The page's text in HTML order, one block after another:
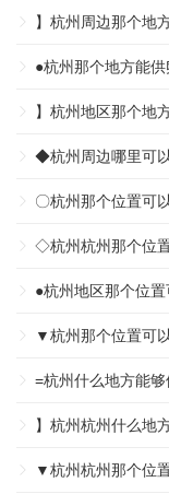
】杭州周边那个地
●杭州那个地方能
】杭州地区那个地
◆杭州周边哪里可
〇杭州那个位置可
◇杭州杭州那个位
●杭州地区那个位
▼杭州那个位置可
=杭州什么地方能
】杭州杭州什么地
▼杭州杭州那个位